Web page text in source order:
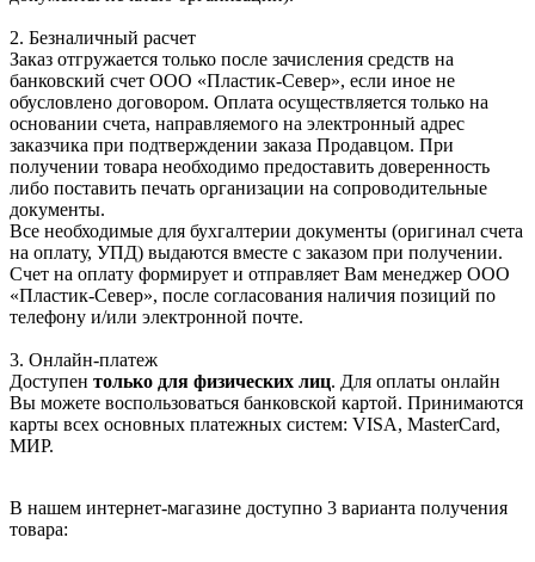
2. Безналичный расчет
Заказ отгружается только после зачисления средств на
банковский счет ООО «Пластик-Север», если иное не
обусловлено договором. Оплата осуществляется только на
основании счета, направляемого на электронный адрес
заказчика при подтверждении заказа Продавцом. При
получении товара необходимо предоставить доверенность
либо поставить печать организации на сопроводительные
документы.
Все необходимые для бухгалтерии документы (оригинал счета
на оплату, УПД) выдаются вместе с заказом при получении.
Счет на оплату формирует и отправляет Вам менеджер ООО
«Пластик-Север», после согласования наличия позиций по
телефону и/или электронной почте.
3. Онлайн-платеж
Доступен только для физических лиц. Для оплаты онлайн
Вы можете воспользоваться банковской картой. Принимаются
карты всех основных платежных систем: VISA, MasterCard,
МИР.
В нашем интернет-магазине доступно 3 варианта получения
товара: